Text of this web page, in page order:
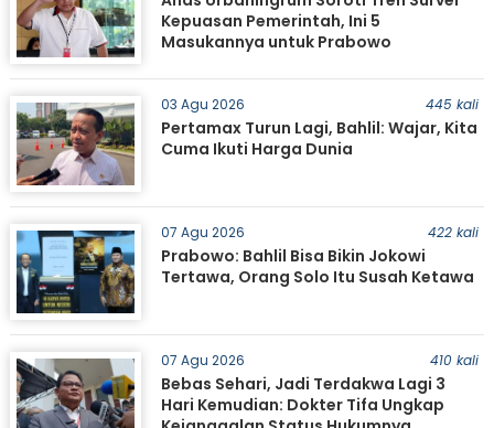
Kepuasan Pemerintah, Ini 5
Masukannya untuk Prabowo
03 Agu 2026 445 kali
Pertamax Turun Lagi, Bahlil: Wajar, Kita
Cuma Ikuti Harga Dunia
07 Agu 2026 422 kali
Prabowo: Bahlil Bisa Bikin Jokowi
Tertawa, Orang Solo Itu Susah Ketawa
07 Agu 2026 410 kali
Bebas Sehari, Jadi Terdakwa Lagi 3
Hari Kemudian: Dokter Tifa Ungkap